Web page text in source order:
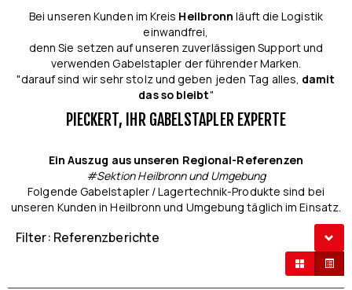
Bei unseren Kunden im Kreis Heilbronn läuft die Logistik
einwandfrei,
denn Sie setzen auf unseren zuverlässigen Support und
verwenden Gabelstapler der führender Marken.
"darauf sind wir sehr stolz und geben jeden Tag alles, damit
das so bleibt"
PIECKERT, IHR GABELSTAPLER EXPERTE
Ein Auszug aus unseren Regional-Referenzen
#Sektion Heilbronn und Umgebung
Folgende Gabelstapler / Lagertechnik-Produkte sind bei
unseren Kunden in Heilbronn und Umgebung täglich im Einsatz.
Filter: Referenzberichte